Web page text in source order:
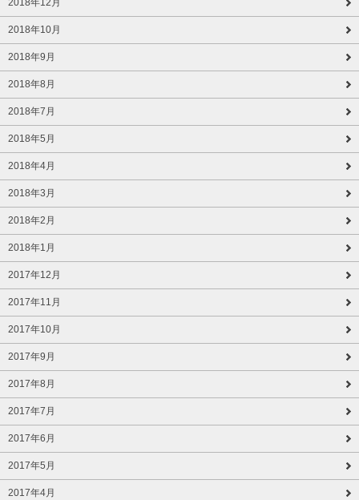
2018年12月
2018年10月
2018年9月
2018年8月
2018年7月
2018年5月
2018年4月
2018年3月
2018年2月
2018年1月
2017年12月
2017年11月
2017年10月
2017年9月
2017年8月
2017年7月
2017年6月
2017年5月
2017年4月